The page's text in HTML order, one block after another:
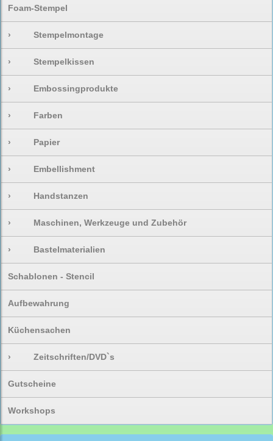
Foam-Stempel
› Stempelmontage
› Stempelkissen
› Embossingprodukte
› Farben
› Papier
› Embellishment
› Handstanzen
› Maschinen, Werkzeuge und Zubehör
› Bastelmaterialien
Schablonen - Stencil
Aufbewahrung
Küchensachen
› Zeitschriften/DVD`s
Gutscheine
Workshops